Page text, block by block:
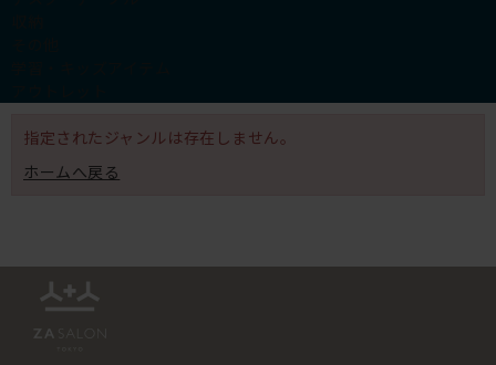
指定されたジャンルは存在しません。
ホームへ戻る